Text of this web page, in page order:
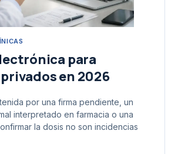
para
en 2026
por una firma pendiente, un
interpretado en farmacia o una
la dosis no son incidencias